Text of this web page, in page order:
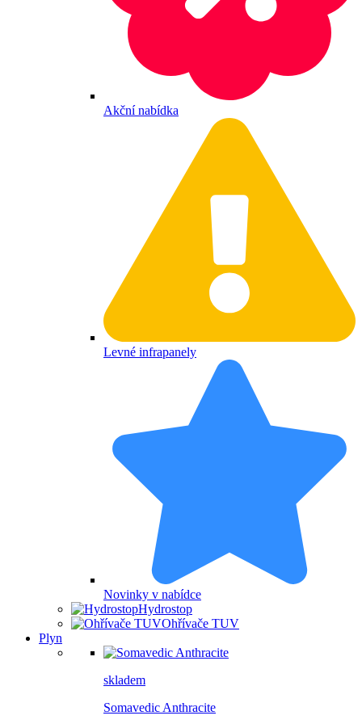
Akční nabídka
Levné infrapanely
Novinky v nabídce
Hydrostop
Ohřívače TUV
Plyn
skladem
Somavedic Anthracite